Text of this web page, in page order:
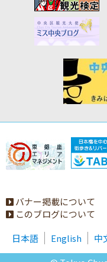
バナー掲載について
このブログについて
日本語
English 中